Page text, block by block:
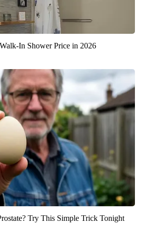
In Shower Price in 2026
Try This Simple Trick Tonight